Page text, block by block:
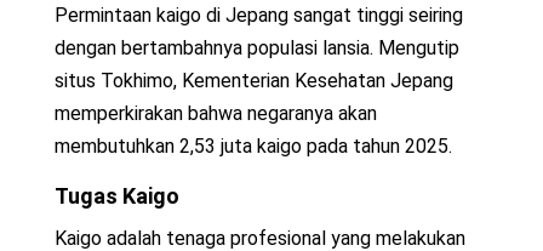
Permintaan kaigo di Jepang sangat tinggi seiring
dengan bertambahnya populasi lansia. Mengutip
situs Tokhimo, Kementerian Kesehatan Jepang
memperkirakan bahwa negaranya akan
membutuhkan 2,53 juta kaigo pada tahun 2025.
Tugas Kaigo
Kaigo adalah tenaga profesional yang melakukan